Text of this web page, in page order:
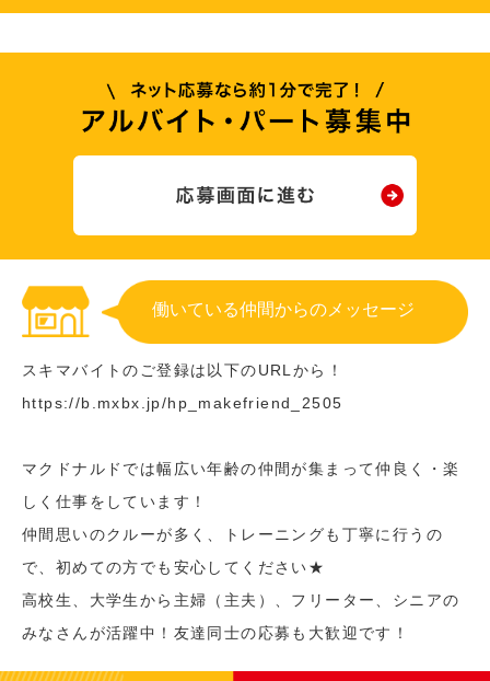
働いている仲間からのメッセージ
スキマバイトのご登録は以下のURLから！
https://b.mxbx.jp/hp_makefriend_2505
マクドナルドでは幅広い年齢の仲間が集まって仲良く・楽
しく仕事をしています！
仲間思いのクルーが多く、トレーニングも丁寧に行うの
で、初めての方でも安心してください★
高校生、大学生から主婦（主夫）、フリーター、シニアの
みなさんが活躍中！友達同士の応募も大歓迎です！